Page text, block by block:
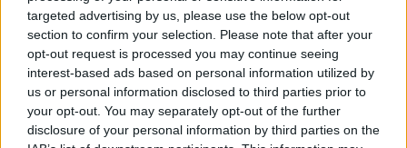
targeted advertising by us, please use the below opt-out
section to confirm your selection. Please note that after your
opt-out request is processed you may continue seeing
interest-based ads based on personal information utilized by
us or personal information disclosed to third parties prior to
your opt-out. You may separately opt-out of the further
disclosure of your personal information by third parties on the
gallurese: gli appuntamenti da non perdere
Lettini e arredi abusivi sulla spiaggia libera,
sequestri a Olbia e Arzachena